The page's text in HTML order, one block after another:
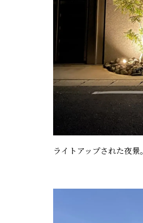
ライトアップされた夜景